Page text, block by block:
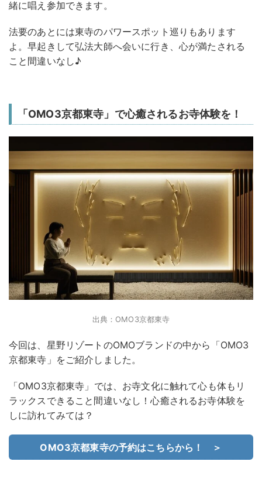
緒に唱え参加できます。
法要のあとには東寺のパワースポット巡りもあります
よ。早起きして弘法大師へ会いに行き、心が満たされる
こと間違いなし♪
「OMO3京都東寺」で心癒されるお寺体験を！
出典：OMO3京都東寺
今回は、星野リゾートのOMOブランドの中から「OMO3
京都東寺」をご紹介しました。
「OMO3京都東寺」では、お寺文化に触れて心も体もリ
ラックスできること間違いなし！心癒されるお寺体験を
しに訪れてみては？
OMO3京都東寺の予約はこちらから！ ＞